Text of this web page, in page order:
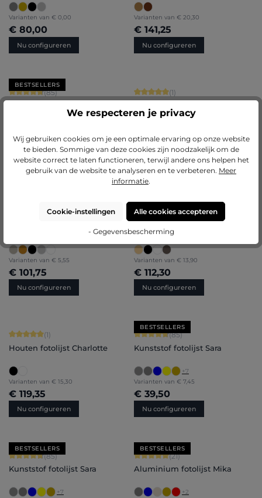
Varianten van € 0,00
€ 80,00
Nu configureren
Varianten van € 20,30
€ 141,25
Nu configureren
BESTSELLERS
Gemiddelde waardering van 4.71 van 5 sterren
(85)
Varianten van€ 7,45
€ 67,80
Nu configureren
Gemiddelde waardering van 5 van 5
(1)
afstandslijst
Varianten van€ 26,30
€ 165,40
Nu configureren
Gemiddelde waardering van 5 van 5 sterren
(1)
Varianten van € 5,55
€ 101,75
Nu configureren
Gemiddelde waardering van 5 van 5
(2)
Varianten van € 13,90
€ 112,30
Nu configureren
Gemiddelde waardering van 5 van 5 sterren
(1)
Houten fotolijst Charlotte
Varianten van € 15,30
€ 119,35
Nu configureren
BESTSELLERS
Gemiddelde waardering van 4.71
(85)
Kunststof fotolijst Sara
+7
Varianten van € 7,45
€ 39,50
Nu configureren
BESTSELLERS
Gemiddelde waardering van 4.71 van 5 sterren
(85)
Kunststof fotolijst Sara
+7
BESTSELLERS
Gemiddelde waardering van 5 van 5
(21)
Aluminium fotolijst Mika
+2
We respecteren je privacy
Wij gebruiken cookies om je een optimale ervaring op onze website
te bieden. Sommige van deze cookies zijn noodzakelijk om de
website correct te laten functioneren, terwijl andere ons helpen het
gebruik van de website te analyseren en te verbeteren. Meer
informatie.
Cookie-instellingen Alle cookies accepteren
- Gegevensbescherming